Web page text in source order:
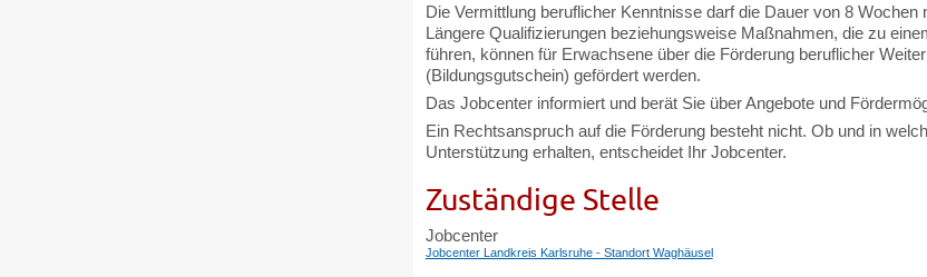
Die Vermittlung beruflicher Kenntnisse darf die Dauer von 8 Wochen
Längere Qualifizierungen beziehungsweise Maßnahmen, die zu
führen, können für Erwachsene über die Förderung beruflicher
(Bildungsgutschein) gefördert werden.
Das Jobcenter informiert und berät Sie über Angebote und
Ein Rechtsanspruch auf die Förderung besteht nicht. Ob und in
Unterstützung erhalten, entscheidet Ihr Jobcenter.
Zuständige Stelle
Jobcenter
Jobcenter Landkreis Karlsruhe - Standort Waghäusel